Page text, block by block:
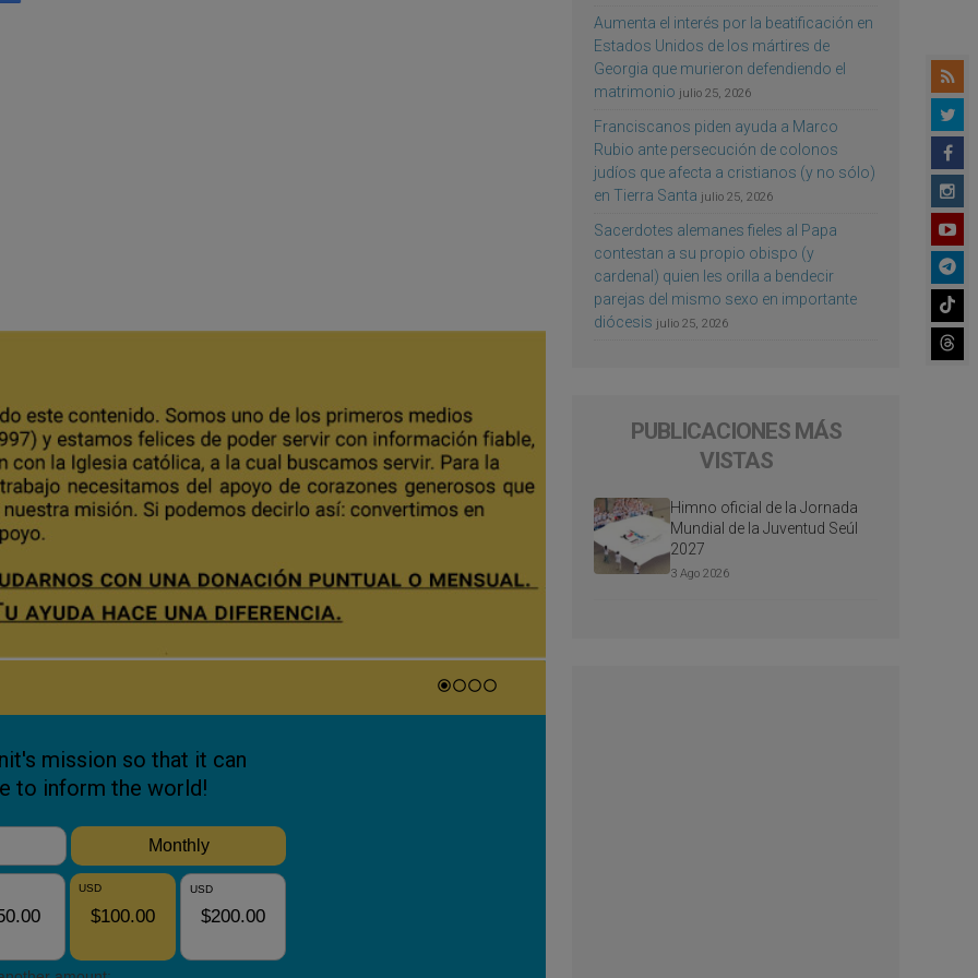
Aumenta el interés por la beatificación en
Estados Unidos de los mártires de
Georgia que murieron defendiendo el
matrimonio julio 25, 2026
Franciscanos piden ayuda a Marco
Rubio ante persecución de colonos
judíos que afecta a cristianos (y no sólo)
en Tierra Santa julio 25, 2026
Sacerdotes alemanes fieles al Papa
contestan a su propio obispo (y
cardenal) quien les orilla a bendecir
parejas del mismo sexo en importante
diócesis julio 25, 2026
PUBLICACIONES MÁS
VISTAS
Himno oficial de la Jornada
Mundial de la Juventud Seúl
2027
3 Ago 2026